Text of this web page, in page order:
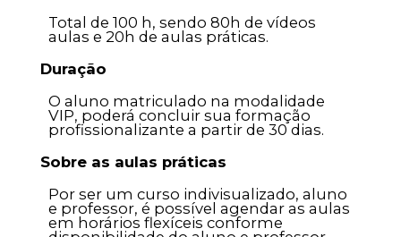
Total de 100 h, sendo 80h de vídeos
aulas e 20h de aulas práticas.
Duração
O aluno matriculado na modalidade
VIP, poderá concluir sua formação
profissionalizante a partir de 30 dias.
Sobre as aulas práticas
Por ser um curso indivisualizado, aluno
e professor, é possível agendar as aulas
em horários flexíceis conforme